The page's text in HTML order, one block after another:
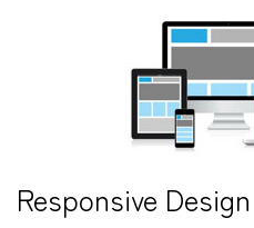
Responsive Design